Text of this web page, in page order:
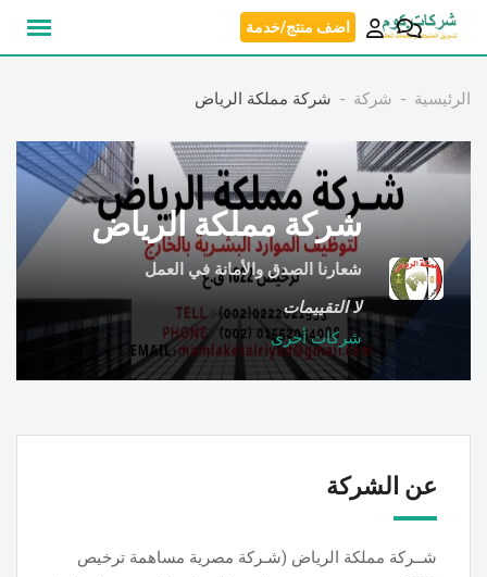
انتقل
اضف منتج/خدمة
الرئيسية شركة شركة مملكة الرياض
شركة مملكة الرياض
شعارنا الصدق والأمانة في العمل
لا التقييمات
شركات أخرى
عن الشركة
شــركة مملكة الرياض (شـركة مصرية مساهمة ترخيص